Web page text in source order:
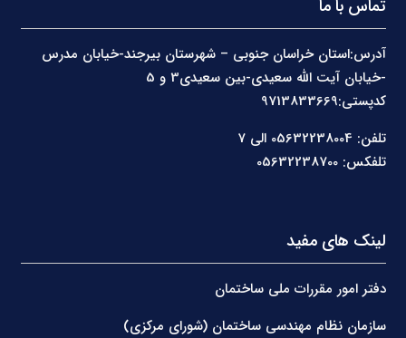
تماس با ما
آدرس:استان خراسان جنوبی – شهرستان بیرجند-خیابان مدرس
کدپستی:9713833669
تلفن: 05632238004 الی 7
تلفکس: 05632238700
لینک های مفید
دفتر امور مقررات ملی ساختمان
سازمان نظام مهندسی ساختمان (شورای مرکزی)